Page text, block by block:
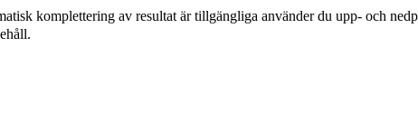
komplettering av resultat är tillgängliga använder du upp- och